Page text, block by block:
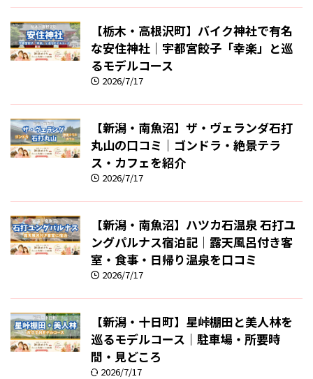
【栃木・高根沢町】バイク神社で有名
な安住神社｜宇都宮餃子「幸楽」と巡
るモデルコース
2026/7/17
【新潟・南魚沼】ザ・ヴェランダ石打
丸山の口コミ｜ゴンドラ・絶景テラ
ス・カフェを紹介
2026/7/17
【新潟・南魚沼】ハツカ石温泉 石打ユ
ングパルナス宿泊記｜露天風呂付き客
室・食事・日帰り温泉を口コミ
2026/7/17
【新潟・十日町】星峠棚田と美人林を
巡るモデルコース｜駐車場・所要時
間・見どころ
2026/7/17